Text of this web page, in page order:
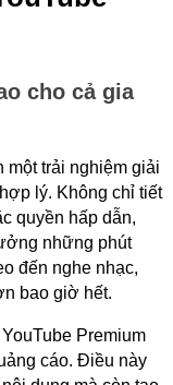
cho cả gia
một trải nghiệm giải
lý. Không chỉ tiết
quyền hấp dẫn,
những phút
đến nghe nhạc,
bao giờ hết.
Premium
cáo. Điều này